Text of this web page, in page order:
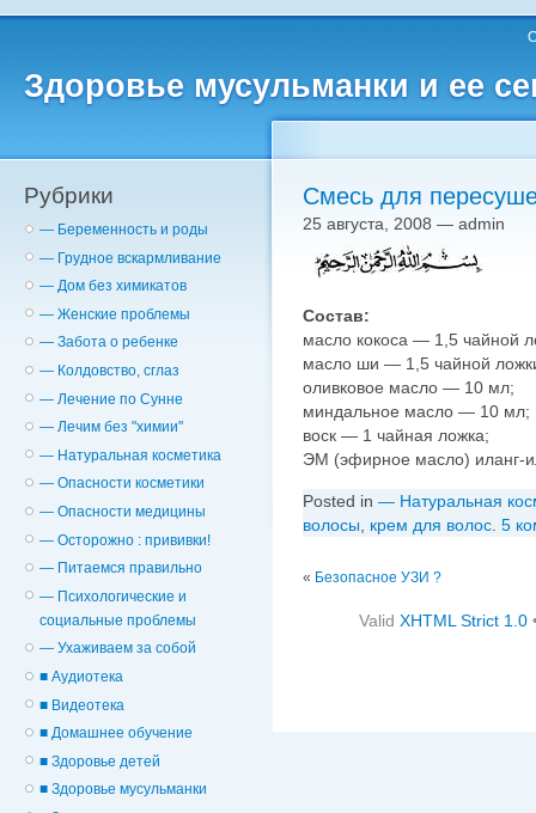
Здоровье мусульманки и ее
Рубрики
— Беременность и роды
— Грудное вскармливание
— Дом без химикатов
— Женские проблемы
— Забота о ребенке
— Колдовство, сглаз
— Лечение по Сунне
— Лечим без "химии"
— Натуральная косметика
— Опасности косметики
— Опасности медицины
— Осторожно : прививки!
— Питаемся правильно
— Психологические и
cоциальные проблемы
— Ухаживаем за собой
■ Аудиотека
■ Видеотека
■ Домашнее обучение
■ Здоровье детей
■ Здоровье мусульманки
Смесь для
25 августа, 2008 — admin
Состав:
масло кокоса — 1,5 чайной
масло ши — 1,5 чайной
оливковое масло — 10 мл;
миндальное масло — 10 мл;
воск — 1 чайная ложка;
ЭМ (эфирное масло) иланг-
Posted in — Натуральная
волосы
крем для волос 5
« Безопасное УЗИ ?
ValidXHTML Strict 1.0